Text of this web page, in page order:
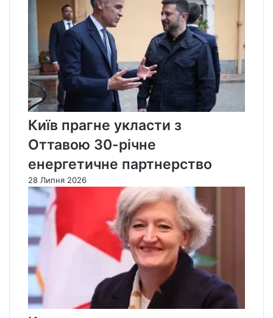
Київ прагне укласти з
Оттавою 30-річне
енергетичне партнерство
28 Липня 2026